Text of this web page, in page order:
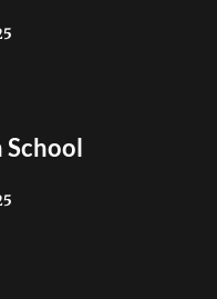
School